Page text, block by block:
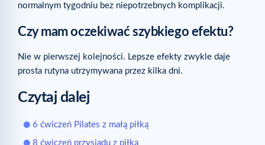
normalnym tygodniu bez niepotrzebnych komplikacji.
Czy mam oczekiwać szybkiego efektu?
Nie w pierwszej kolejności. Lepsze efekty zwykle daje
prosta rutyna utrzymywana przez kilka dni.
Czytaj dalej
6 ćwiczeń Pilates z małą piłką
8 ćwiczeń przysiadu z piłką